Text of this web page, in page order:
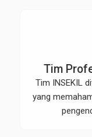
Tim
Tim INSEKIL
yang